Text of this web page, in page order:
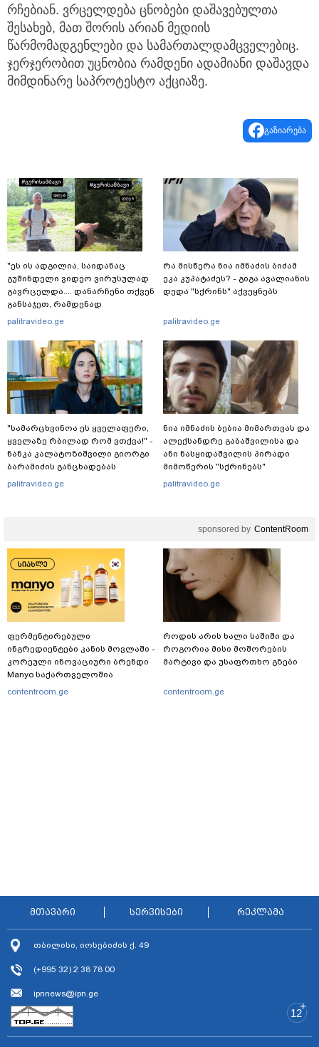
რჩებიან. ვრცელდება ცნობები დაშავებულთა
შესახებ, მათ შორის არიან მედიის
წარმომადგენლები და სამართალდამცველებიც.
ჯერჯერობით უცნობია რამდენი ადამიანი დაშავდა
მიმდინარე საპროტესტო აქციაზე.
გაზიარება
"ეს ის ადგილია, საიდანაც
გუშინდელი ვიდეო ვირუსულად
გავრცელდა.... დანარჩენი თქვენ
განსაჯეთ, რამდენად
შესაძლებელია აქ ადამიანის
აქვეყნებს კობა ახალაძე
მლეთიდან, სადაც 12 წლის წინ
გურამ დადიანიძე გაუჩინარდა?
palitravideo.ge
"სა­მარ­ცხვი­ნოა ეს ყვე­ლა­ფე­რი,
ყვე­ლა­ზე რბი­ლად რომ ვთქვა!" -
ნანკა კალატოზიშვილი გიორგი
ბარამიძის განცხადებას
ეხმაურება
palitravideo.ge
რა მისწერა ნია იმნაძის ბიძამ
ეკა კუპატაძეს? - გიგა ავალიანის
დედა "სქრინს" აქვეყნებს
palitravideo.ge
ნია იმნაძის ბებია მიმართვას და
ალექსანდრე გაბაშვილისა და
ანი ნასყიდაშვილის პირადი
მიმოწერის "სქრინებს"
ავრცელებს
palitravideo.ge
sponsored by ContentRoom
ფერმენტირებული
ინგრედიენტები კანის მოვლაში -
კორეული ინოვაციური ბრენდი
Manyo საქართველოშია
contentroom.ge
როდის არის ხალი საშიში და
როგორია მისი მოშორების
მარტივი და უსაფრთხო გზები
contentroom.ge
მთავარი სერვისები რეკლამა
თბილისი, იოსებიძის ქ. 49
(+995 32) 2 38 78 00
ipnnews@ipn.ge
+
12